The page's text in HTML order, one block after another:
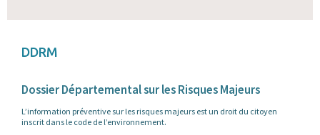
DDRM
Dossier Départemental sur les Risques Majeurs
L’information préventive sur les risques majeurs est un droit du citoyen
inscrit dans le code de l’environnement.